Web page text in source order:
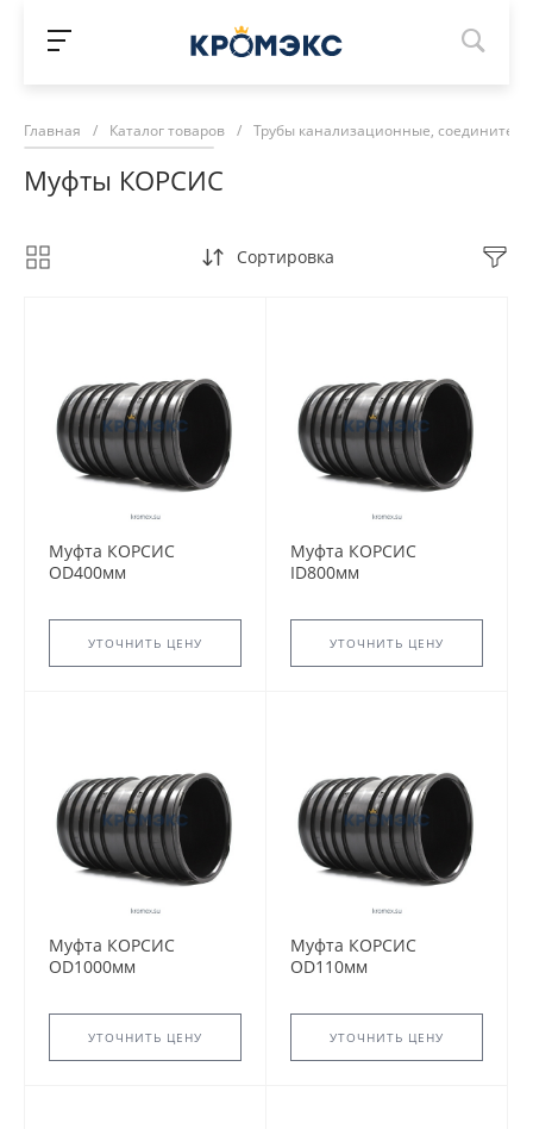
Главная / Каталог товаров / Трубы канализационные,
Муфты КОРСИС
Сортировка
Муфта КОРСИС
OD400мм
УТОЧНИТЬ ЦЕНУ
Муфта КОРСИС
ID800мм
УТОЧНИТЬ ЦЕНУ
Муфта КОРСИС
OD1000мм
УТОЧНИТЬ ЦЕНУ
Муфта КОРСИС
OD110мм
УТОЧНИТЬ ЦЕНУ